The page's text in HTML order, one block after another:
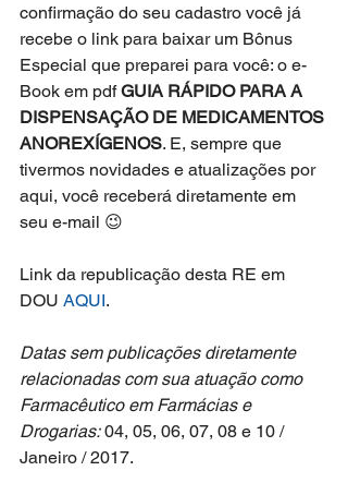
confirmação do seu cadastro você já
recebe o link para baixar um Bônus
Especial que preparei para você: o e-
Book em pdf GUIA RÁPIDO PARA A
DISPENSAÇÃO DE MEDICAMENTOS
ANOREXÍGENOS. E, sempre que
tivermos novidades e atualizações por
aqui, você receberá diretamente em
seu e-mail 😉
Link da republicação desta RE em
DOU AQUI.
Datas sem publicações diretamente
relacionadas com sua atuação como
Farmacêutico em Farmácias e
Drogarias: 04, 05, 06, 07, 08 e 10 /
Janeiro / 2017.